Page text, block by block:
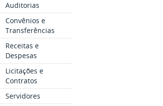
Auditorias
Convênios e
Transferências
Receitas e
Despesas
Licitações e
Contratos
Servidores